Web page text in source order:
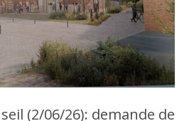
(2/06/26): demande de